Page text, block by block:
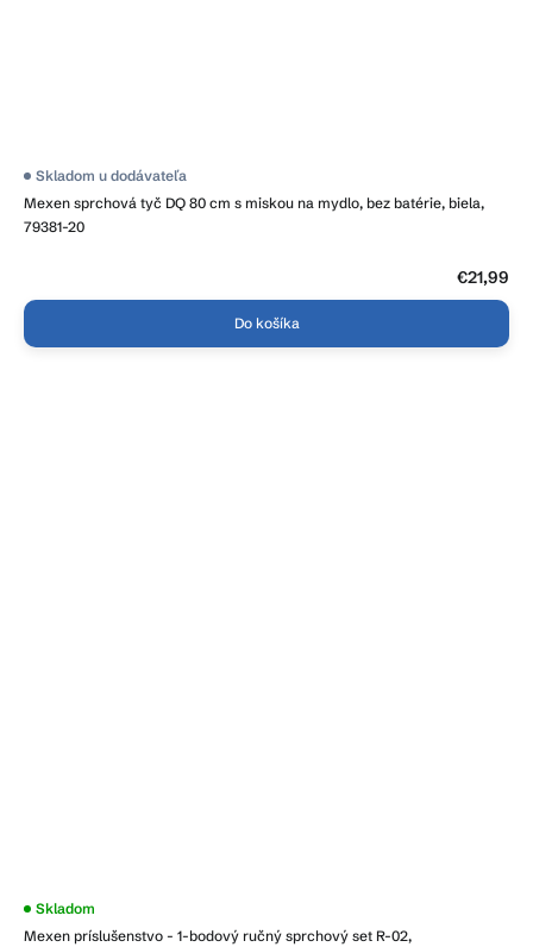
Mexen sprchová tyč DQ 80 cm s miskou na mydlo, bez batérie, biela,
79381-20
Skladom u dodávateľa
€21,99
Do košíka
Mexen príslušenstvo - 1-bodový ručný sprchový set R-02,
Skladom